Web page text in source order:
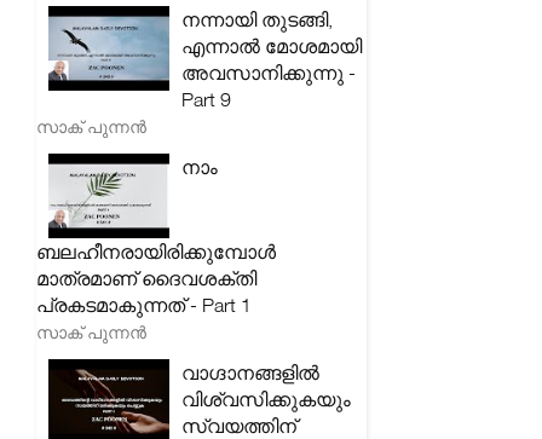
നന്നായി തുടങ്ങി,
എന്നാൽ മോശമായി
അവസാനിക്കുന്നു -
Part 9
സാക് പുന്നൻ
നാം
ബലഹീനരായിരിക്കുമ്പോൾ
മാത്രമാണ് ദൈവശക്തി
പ്രകടമാകുന്നത് - Part 1
സാക് പുന്നൻ
വാഗ്ദാനങ്ങളിൽ
വിശ്വസിക്കുകയും
സ്വയത്തിന്